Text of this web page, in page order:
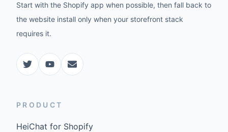
Start with the Shopify app when possible, then fall back to
the website install only when your storefront stack
requires it.
PRODUCT
HeiChat for Shopify